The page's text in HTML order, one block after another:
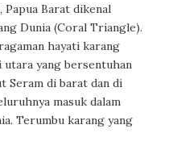
Barat dikenal
Dunia (Coral Triangle).
hayati karang
yang bersentuhan
Seram di barat dan di
masuk dalam
Terumbu karang yang